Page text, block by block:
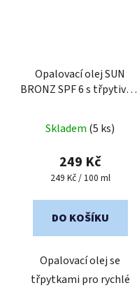
Opalovací olej SUN
BRONZ SPF 6 s třpytivým
Skladem (5 ks)
249 Kč
Měrná
249 Kč / 100 ml
DO KOŠÍKU
Opalovací olej se
třpytkami pro rychlé